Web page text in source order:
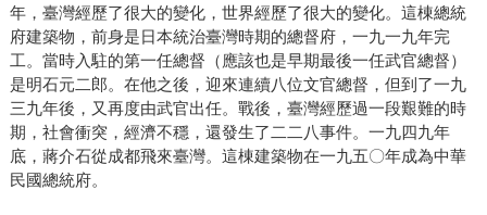
年，臺灣經歷了很大的變化，世界經歷了很大的變化。這棟總統
府建築物，前身是日本統治臺灣時期的總督府，一九一九年完
工。當時入駐的第一任總督（應該也是早期最後一任武官總督）
是明石元二郎。在他之後，迎來連續八位文官總督，但到了一九
三九年後，又再度由武官出任。戰後，臺灣經歷過一段艱難的時
期，社會衝突，經濟不穩，還發生了二二八事件。一九四九年
底，蔣介石從成都飛來臺灣。這棟建築物在一九五〇年成為中華
民國總統府。